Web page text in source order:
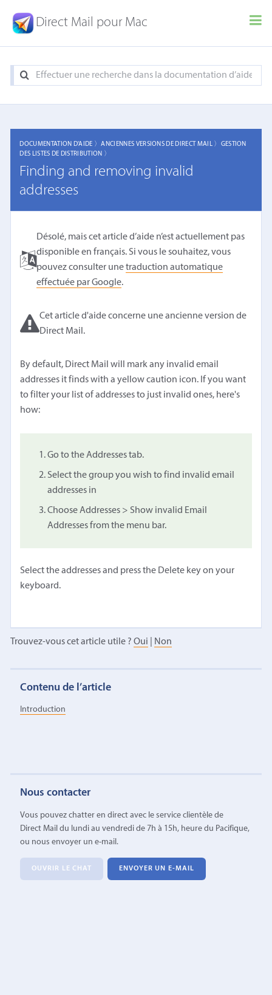
Direct Mail pour Mac
DOCUMENTATION D'AIDE 〉ANCIENNES VERSIONS DE DIRECT MAIL 〉 GESTION
DES LISTES DE DISTRIBUTION 〉
Finding and removing invalid
addresses
Désolé, mais cet article d’aide n’est actuellement pas
disponible en français. Si vous le souhaitez, vous
pouvez consulter unetraduction automatique
effectuée par Google.
Cet article d'aide concerne une ancienne version de
Direct Mail.
By default, Direct Mail will mark any invalid email
addresses it finds with a yellow caution icon. If you want
to filter your list of addresses to just invalid ones, here's
how:
Go to the Addresses tab.
Select the group you wish to find invalid email
addresses in
Choose Addresses > Show invalid Email
Addresses from the menu bar.
Select the addresses and press the Delete key on your
keyboard.
Trouvez-vous cet article utile ? Oui Non
Contenu de l’article
Introduction
Nous contacter
Vous pouvez chatter en direct avec le service clientèle de
Direct Mail du lundi au vendredi de 7h à 15h, heure du Pacifique,
ou nous envoyer un e-mail.
OUVRIR LE CHAT ENVOYER UN E-MAIL